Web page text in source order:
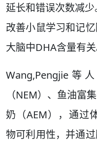
延长和错误次数减
改善小鼠学习和记
大脑中DHA含量有关
Wang,Pengjie
（NEM）、鱼油富
奶（AEM），通过
物可利用性，并通